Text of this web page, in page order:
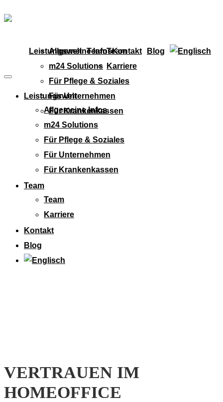
Leistungswelt
Allgemeine Infos
m24 Solutions
Für Pflege & Soziales
Für Unternehmen
Für Krankenkassen
TeamTeam
Karriere
Kontakt Blog
Leistungswelt
Allgemeine Infos
m24 Solutions
Für Pflege & Soziales
Für Unternehmen
Für Krankenkassen
Team
Team
Karriere
Kontakt
Blog
VERTRAUEN IM
HOMEOFFICE